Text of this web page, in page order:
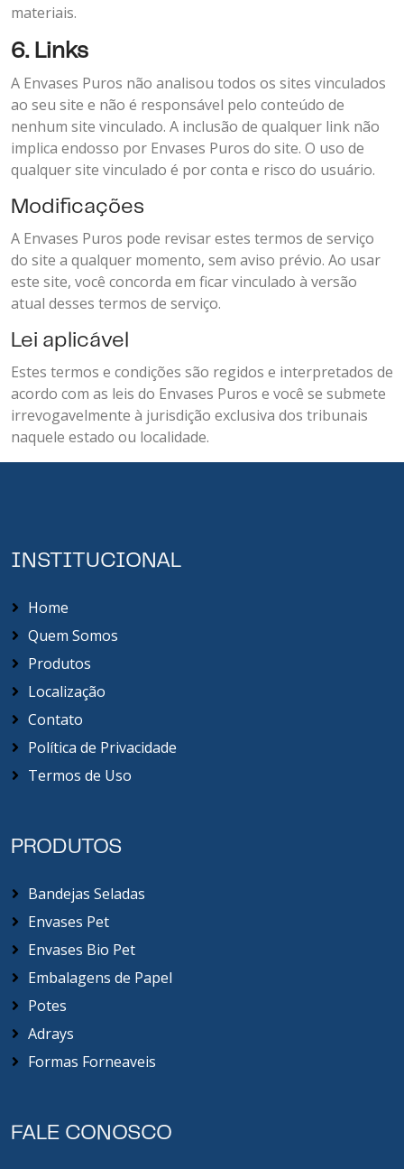
materiais.
6. Links
A Envases Puros não analisou todos os sites vinculados
ao seu site e não é responsável pelo conteúdo de
nenhum site vinculado. A inclusão de qualquer link não
implica endosso por Envases Puros do site. O uso de
qualquer site vinculado é por conta e risco do usuário.
Modificações
A Envases Puros pode revisar estes termos de serviço
do site a qualquer momento, sem aviso prévio. Ao usar
este site, você concorda em ficar vinculado à versão
atual desses termos de serviço.
Lei aplicável
Estes termos e condições são regidos e interpretados de
acordo com as leis do Envases Puros e você se submete
irrevogavelmente à jurisdição exclusiva dos tribunais
naquele estado ou localidade.
INSTITUCIONAL
Home
Quem Somos
Produtos
Localização
Contato
Política de Privacidade
Termos de Uso
PRODUTOS
Bandejas Seladas
Envases Pet
Envases Bio Pet
Embalagens de Papel
Potes
Adrays
Formas Forneaveis
FALE CONOSCO